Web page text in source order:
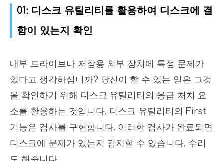
01: 디스크 유틸리티를 활용하여 디스크에 결
함이 있는지 확인
내부 드라이브나 저장용 외부 장치에 특정 문제가
있다고 생각하십니까? 당신이 할 수 있는 일은 그것
을 확인하기 위해 디스크 유틸리티의 응급 처치 요
소를 활용하는 것입니다. 디스크 유틸리티의 First
기능은 검사를 구현합니다. 이러한 검사가 완료되면
디스크에 문제가 있는지 감지할 수 있습니다. 수리
도 해줍니다.